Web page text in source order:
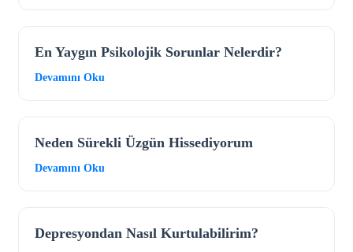
En Yaygın Psikolojik Sorunlar Nelerdir?
Devamını Oku
Neden Sürekli Üzgün Hissediyorum
Devamını Oku
Depresyondan Nasıl Kurtulabilirim?